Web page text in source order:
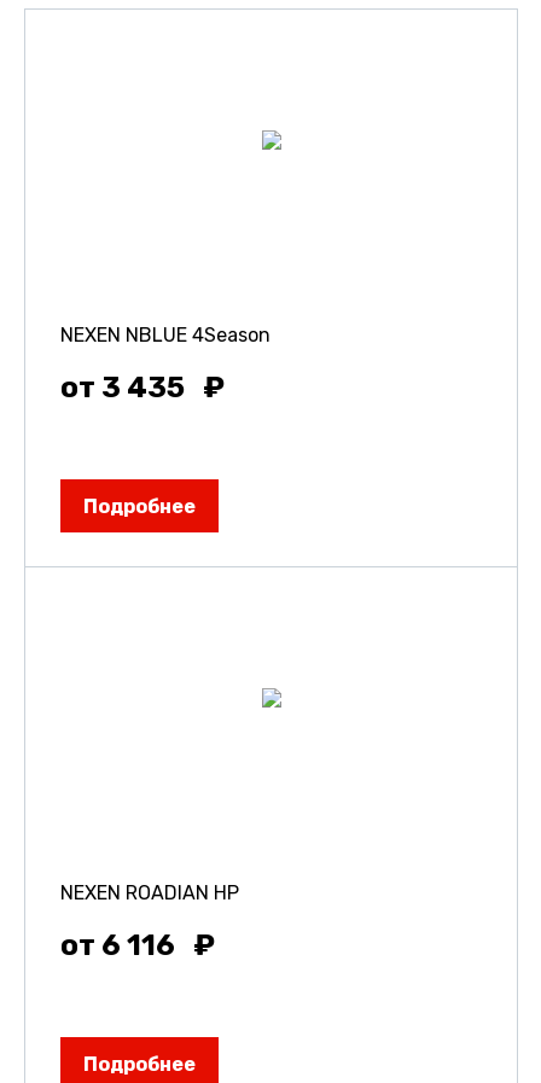
NEXEN NBLUE 4Season
от 3 435
Подробнее
NEXEN ROADIAN HP
от 6 116
Подробнее